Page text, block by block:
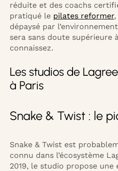
réduite et des coachs
pratiqué le pilates reformer
dépaysé par
sera sans doute supérieure
connaissez.
Les studios de
à Paris
Snake & Twist : le
Snake & Twist est
connu dans l’écosystème
2019, le studio propose une